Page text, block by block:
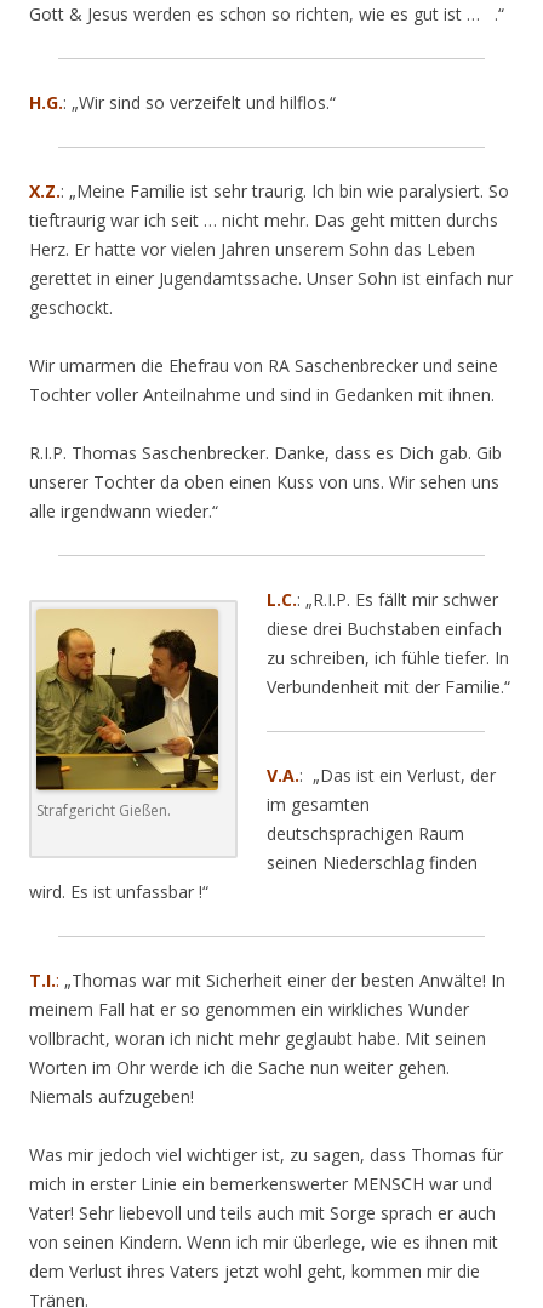
Gott & Jesus werden es schon so richten, wie es gut ist … .“
H.G.: „Wir sind so verzeifelt und hilflos.“
X.Z.: „Meine Familie ist sehr traurig. Ich bin wie paralysiert. So
tieftraurig war ich seit … nicht mehr. Das geht mitten durchs
Herz. Er hatte vor vielen Jahren unserem Sohn das Leben
gerettet in einer Jugendamtssache. Unser Sohn ist einfach nur
geschockt.
Wir umarmen die Ehefrau von RA Saschenbrecker und seine
Tochter voller Anteilnahme und sind in Gedanken mit ihnen.
R.I.P. Thomas Saschenbrecker. Danke, dass es Dich gab. Gib
unserer Tochter da oben einen Kuss von uns. Wir sehen uns
alle irgendwann wieder.“
Strafgericht Gießen.
L.C.: „R.I.P. Es fällt mir schwer
diese drei Buchstaben einfach
zu schreiben, ich fühle tiefer. In
Verbundenheit mit der Familie.“
V.A.: „Das ist ein Verlust, der
im gesamten
deutschsprachigen Raum
seinen Niederschlag finden
wird. Es ist unfassbar !“
T.I.: „Thomas war mit Sicherheit einer der besten Anwälte! In
meinem Fall hat er so genommen ein wirkliches Wunder
vollbracht, woran ich nicht mehr geglaubt habe. Mit seinen
Worten im Ohr werde ich die Sache nun weiter gehen.
Niemals aufzugeben!
Was mir jedoch viel wichtiger ist, zu sagen, dass Thomas für
mich in erster Linie ein bemerkenswerter MENSCH war und
Vater! Sehr liebevoll und teils auch mit Sorge sprach er auch
von seinen Kindern. Wenn ich mir überlege, wie es ihnen mit
dem Verlust ihres Vaters jetzt wohl geht, kommen mir die
Tränen.